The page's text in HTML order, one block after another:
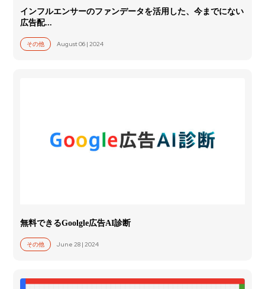
インフルエンサーのファンデータを活用した、今までにない
広告配...
その他 August 06 | 2024
無料できるGoolgle広告AI診断
その他 June 28 | 2024